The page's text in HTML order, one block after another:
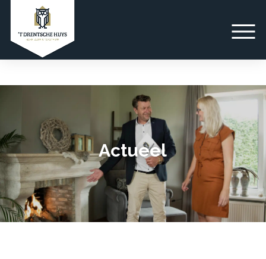
Actueel